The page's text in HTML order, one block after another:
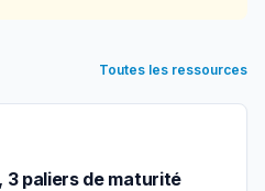
Toutes les ressources
paliers de maturité